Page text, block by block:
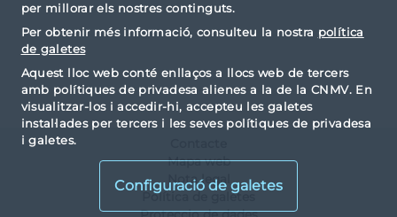
per millorar els nostres continguts.
Per obtenir més informació, consulteu la nostra política
de galetes
Aquest lloc web conté enllaços a llocs web de tercers
amb polítiques de privadesa alienes a la de la CNMV. En
visualitzar-los i accedir-hi, accepteu les galetes
instal·lades per tercers i les seves polítiques de privadesa
i galetes.
Configuració de galetes
Mapa web
Nota legal
Política de galetes